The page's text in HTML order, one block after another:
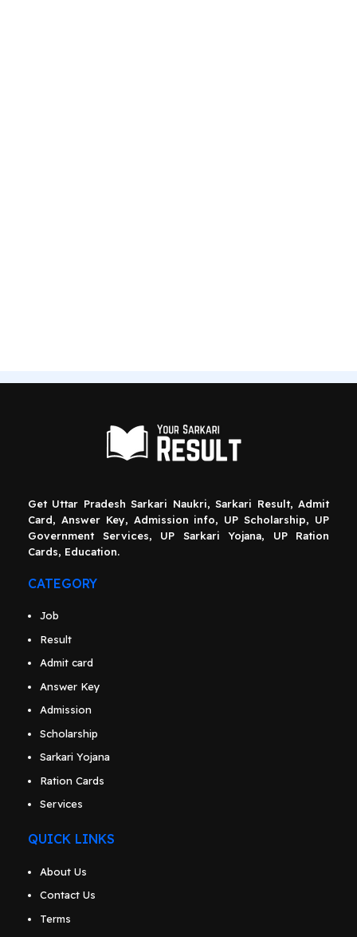
Get Uttar Pradesh Sarkari Naukri, Sarkari Result, Admit
Card, Answer Key, Admission info, UP Scholarship, UP
Government Services, UP Sarkari Yojana, UP Ration
Cards, Education.
CATEGORY
Job
Result
Admit card
Answer Key
Admission
Scholarship
Sarkari Yojana
Ration Cards
Services
QUICK LINKS
About Us
Contact Us
Terms